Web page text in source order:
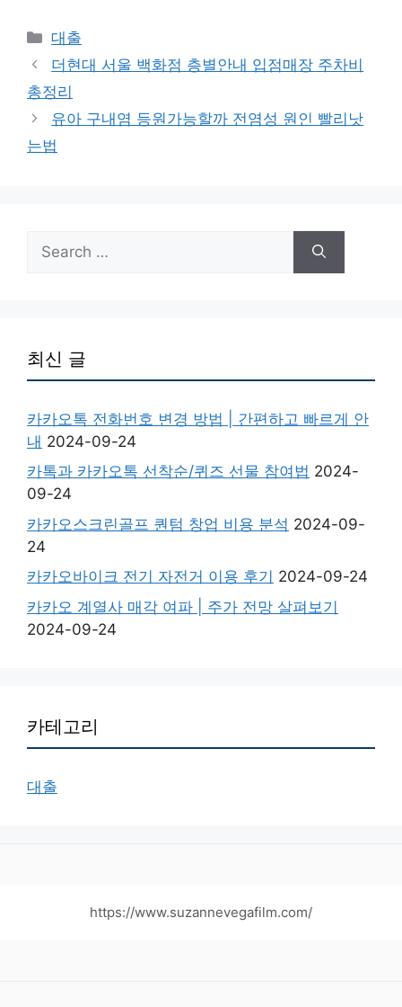
Categories
대출
더현대 서울 백화점 층별안내 입점매장 주차비
총정리
유아 구내염 등원가능할까 전염성 원인 빨리낫
는법
for:
최신 글
카카오톡 전화번호 변경 방법 | 간편하고 빠르게 안
내 2024-09-24
카톡과 카카오톡 선착순/퀴즈 선물 참여법 2024-
09-24
카카오스크린골프 퀀텀 창업 비용 분석 2024-09-
24
카카오바이크 전기 자전거 이용 후기 2024-09-24
카카오 계열사 매각 여파 | 주가 전망 살펴보기
2024-09-24
카테고리
대출
https://www.suzannevegafilm.com/